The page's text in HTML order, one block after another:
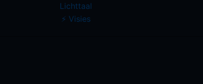
Lichttaal
⚡️ Visies